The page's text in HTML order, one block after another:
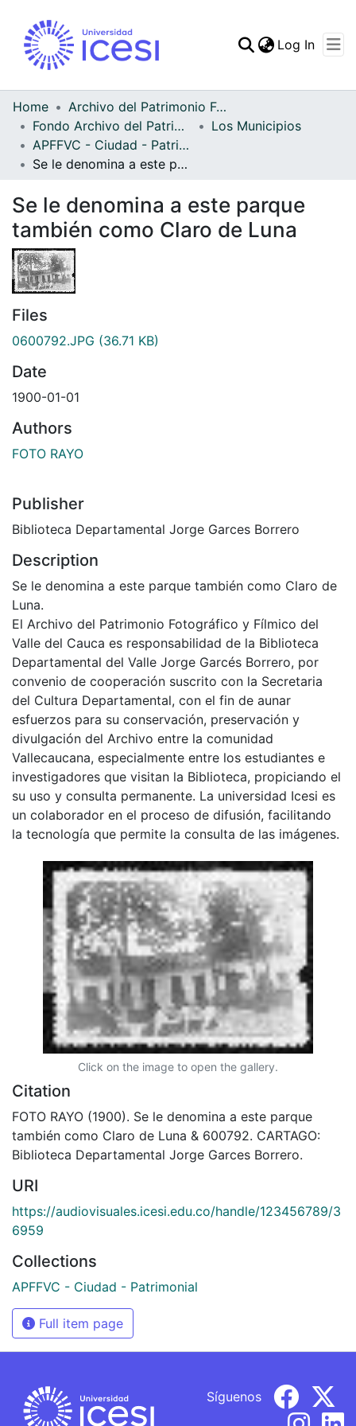
Statistics
Log In
Home
Archivo del Patrimonio Fotográfico y Fílmico del Valle del Cauca
Fondo Archivo del Patrimonio Fotográfico y Fílmico del Valle del Cauca
Los Municipios
APFFVC - Ciudad - Patrimonial
Se le denomina a este parque también como Claro de Luna
Se le denomina a este parque
también como Claro de Luna
Files
0600792.JPG (36.71 KB)
Date
1900-01-01
Authors
FOTO RAYO
Publisher
Biblioteca Departamental Jorge Garces Borrero
Description
Se le denomina a este parque también como Claro de
Luna.
El Archivo del Patrimonio Fotográfico y Fílmico del
Valle del Cauca es responsabilidad de la Biblioteca
Departamental del Valle Jorge Garcés Borrero, por
convenio de cooperación suscrito con la Secretaria
del Cultura Departamental, con el fin de aunar
esfuerzos para su conservación, preservación y
divulgación del Archivo entre la comunidad
Vallecaucana, especialmente entre los estudiantes e
investigadores que visitan la Biblioteca, propiciando el
su uso y consulta permanente. La universidad Icesi es
un colaborador en el proceso de difusión, facilitando
la tecnología que permite la consulta de las imágenes.
Click on the image to open the gallery.
Citation
FOTO RAYO (1900). Se le denomina a este parque
también como Claro de Luna & 600792. CARTAGO:
Biblioteca Departamental Jorge Garces Borrero.
URI
https://audiovisuales.icesi.edu.co/handle/123456789/3
6959
Collections
APFFVC - Ciudad - Patrimonial
Full item page
Síguenos